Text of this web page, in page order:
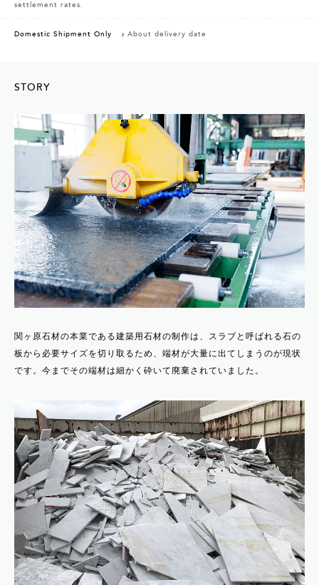
settlement rates.
Domestic Shipment Only About delivery date
STORY
関ヶ原石材の本業である建築用石材の制作は、スラブと呼ばれる石の
板から必要サイズを切り取るため、端材が大量に出てしまうのが現状
です。今までその端材は細かく砕いて廃棄されていました。